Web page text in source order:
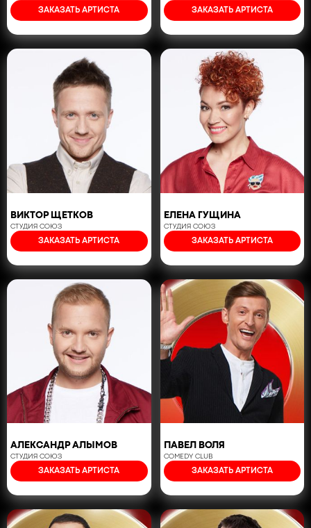
ЗАКАЗАТЬ АРТИСТА ЗАКАЗАТЬ АРТИСТА
ВИКТОР ЩЕТКОВ
СТУДИЯ СОЮЗ
ЗАКАЗАТЬ АРТИСТА
ЕЛЕНА ГУЩИНА
СТУДИЯ СОЮЗ
ЗАКАЗАТЬ АРТИСТА
АЛЕКСАНДР АЛЫМОВ
СТУДИЯ СОЮЗ
ЗАКАЗАТЬ АРТИСТА
ПАВЕЛ ВОЛЯ
COMEDY CLUB
ЗАКАЗАТЬ АРТИСТА